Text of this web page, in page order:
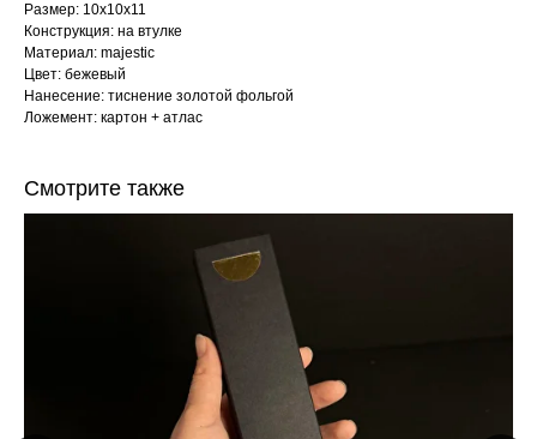
Размер: 10х10х11
Конструкция: на втулке
Материал: majestic
Цвет: бежевый
Нанесение: тиснение золотой фольгой
Ложемент: картон + атлас
Смотрите также